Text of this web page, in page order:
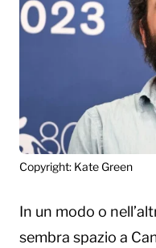
Copyright: Kate Green
In un modo o
sembra spazio a